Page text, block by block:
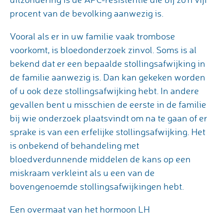
procent van de bevolking aanwezig is.
Vooral als er in uw familie vaak trombose
voorkomt, is bloedonderzoek zinvol. Soms is al
bekend dat er een bepaalde stollingsafwijking in
de familie aanwezig is. Dan kan gekeken worden
of u ook deze stollingsafwijking hebt. In andere
gevallen bent u misschien de eerste in de familie
bij wie onderzoek plaatsvindt om na te gaan of er
sprake is van een erfelijke stollingsafwijking. Het
is onbekend of behandeling met
bloedverdunnende middelen de kans op een
miskraam verkleint als u een van de
bovengenoemde stollingsafwijkingen hebt.
Een overmaat van het hormoon LH